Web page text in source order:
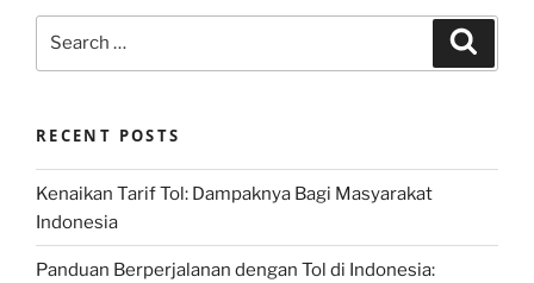
RECENT POSTS
Kenaikan Tarif Tol: Dampaknya Bagi Masyarakat
Indonesia
Panduan Berperjalanan dengan Tol di Indonesia: